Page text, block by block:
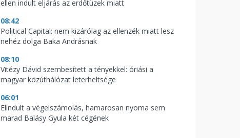
ellen indult eljárás az erdőtüzek miatt
08:42
Political Capital: nem kizárólag az ellenzék miatt lesz
nehéz dolga Baka Andrásnak
08:10
Vitézy Dávid szembesített a tényekkel: óriási a
magyar közúthálózat leterheltsége
06:01
Elindult a végelszámolás, hamarosan nyoma sem
marad Balásy Gyula két cégének